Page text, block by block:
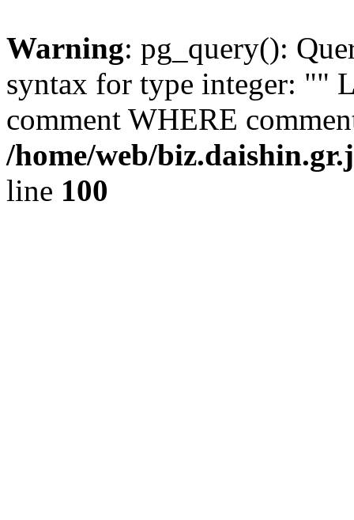
Warning: pg_query():
syntax for type integer: ""
comment WHERE
/home/web/
line 100